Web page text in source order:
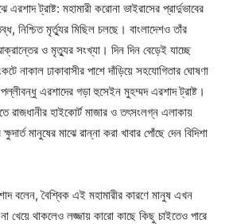
এরশাদ ট্রাষ্ট: মহামারী করোনা ভাইরাসের প্রার্দুভাবের
নিশ্চিত মৃর্ত্যুর মিছিল চলছে। বাংলাদেশও তাঁর
ও মৃত্যুর সংখ্যা। দিন দিন বেড়েই যাচ্ছে
নাকাল ঢাকাবাসীর পাশে দাঁড়িয়ে সহযোগিতার ঘোষণা
পল্লীবন্ধু এরশাদের গড়া হুসেইন মুহম্মদ এরশাদ ট্রাষ্ট।
রাজধানীর হাইকোর্ট মাজার ও তৎসংলগ্ন এলাকায়
মানুষের মাঝে রান্না করা খাবার পোঁছে দেন বিদিশা
বলেন, বৈশ্বিক এই মহামারীর কারণে মানুষ এখন
খেয়ে থাকলেও লজ্জায় কারো কাছে কিছু চাইতেও পারে